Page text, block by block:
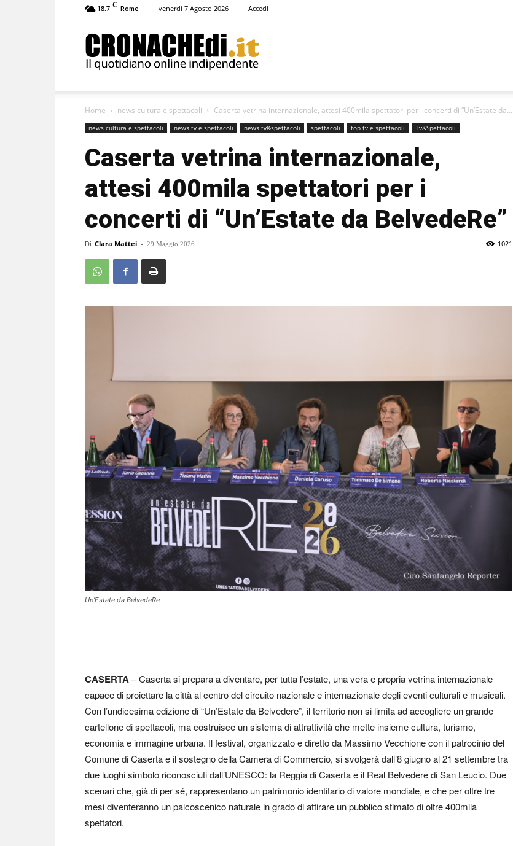
18.7 C Rome venerdì 7 Agosto 2026 Accedi
Home news cultura e spettacoli Caserta vetrina internazionale, attesi 400mila spettatori per i concerti di “Un’Estate da...
news cultura e spettacoli news tv e spettacoli news tv&spettacoli spettacoli top tv e spettacoli Tv&Spettacoli
Caserta vetrina internazionale,
attesi 400mila spettatori per i
concerti di “Un’Estate da BelvedeRe”
Di Clara Mattei - 29 Maggio 2026 1021
Un'Estate da BelvedeRe
CASERTA– Caserta si prepara a diventare, per tutta l’estate, una vera e propria vetrina internazionale
capace di proiettare la città al centro del circuito nazionale e internazionale degli eventi culturali e musicali.
Con l’undicesima edizione di “Un’Estate da Belvedere”, il territorio non si limita ad accogliere un grande
cartellone di spettacoli, ma costruisce un sistema di attrattività che mette insieme cultura, turismo,
economia e immagine urbana. Il festival, organizzato e diretto da Massimo Vecchione con il patrocinio del
Comune di Caserta e il sostegno della Camera di Commercio, si svolgerà dall’8 giugno al 21 settembre tra
due luoghi simbolo riconosciuti dall’UNESCO: la Reggia di Caserta e il Real Belvedere di San Leucio. Due
scenari che, già di per sé, rappresentano un patrimonio identitario di valore mondiale, e che per oltre tre
mesi diventeranno un palcoscenico naturale in grado di attirare un pubblico stimato di oltre 400mila
spettatori.